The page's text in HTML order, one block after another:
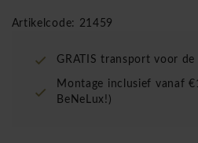
Artikelcode: 21459
GRATIS transport voor de
Montage inclusief vanaf
BeNeLux!)